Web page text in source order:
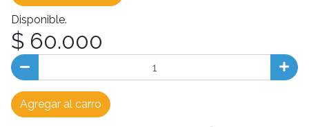
Disponible.
$ 60.000
Agregar al carro